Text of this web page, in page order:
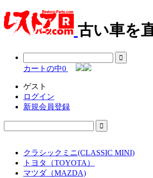
古い車を
カートの中0
ゲスト
ログイン
新規会員登録
クラシックミニ(CLASSIC MINI)
トヨタ（TOYOTA）
マツダ（MAZDA)